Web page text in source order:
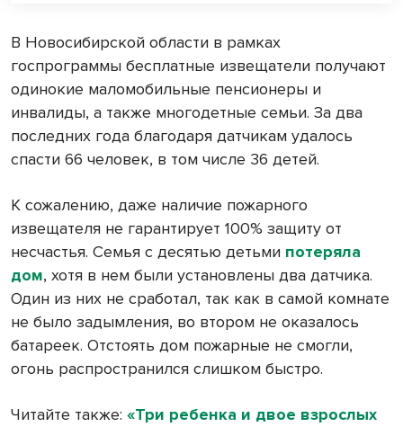
В Новосибирской области в рамках
госпрограммы бесплатные извещатели получают
одинокие маломобильные пенсионеры и
инвалиды, а также многодетные семьи. За два
последних года благодаря датчикам удалось
спасти 66 человек, в том числе 36 детей.
К сожалению, даже наличие пожарного
извещателя не гарантирует 100% защиту от
несчастья. Семья с десятью детьми потеряла
дом, хотя в нем были установлены два датчика.
Один из них не сработал, так как в самой комнате
не было задымления, во втором не оказалось
батареек. Отстоять дом пожарные не смогли,
огонь распространился слишком быстро.
Читайте также: «Три ребенка и двое взрослых